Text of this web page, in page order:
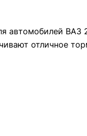
автомобилей ВАЗ
отличное